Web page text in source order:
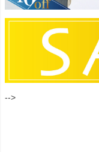
-->